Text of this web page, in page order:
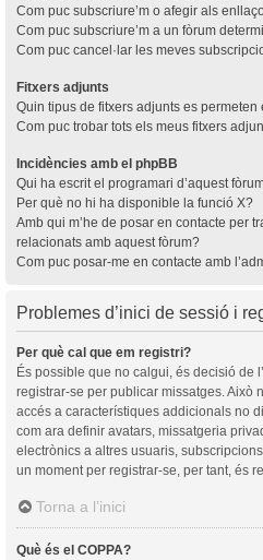
Com puc subscriure’m o afegir als
Com puc subscriure’m a un fòrum
Com puc cancel·lar les meves
Fitxers adjunts
Quin tipus de fitxers adjunts es permeten
Com puc trobar tots els meus fitxers
Incidències amb el phpBB
Qui ha escrit el programari d’aquest
Per què no hi ha disponible la funció X?
Amb qui m’he de posar en contacte per
relacionats amb aquest fòrum?
Com puc posar-me en contacte amb
Problemes d’inici de sessió i
Per què cal que em registri?
És possible que no calgui, és decisió de
registrar-se per publicar missatges. Això
accés a característiques addicionals no
com ara definir avatars, missatgeria
electrònics a altres usuaris,
un moment per registrar-se, per tant, és
Torna a l’inici
Què és el COPPA?